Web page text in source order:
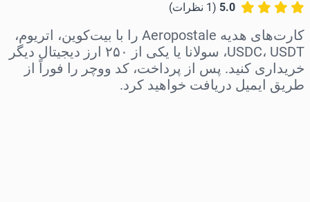
5.0
(
1 نظرات)
کارت‌های هدیه Aeropostale را با بیت‌کوین، اتریوم،
USDC، USDT، سولانا یا یکی از ۲۵۰ ارز دیجیتال دیگر
خریداری کنید. پس از پرداخت، کد ووچر را فوراً از
طریق ایمیل دریافت خواهید کرد.